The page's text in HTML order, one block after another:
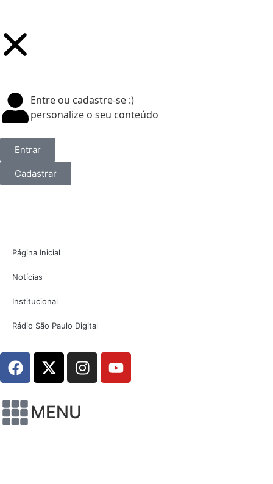
Entre ou cadastre-se :)
personalize o seu conteúdo
Entrar
Cadastrar
Página Inicial
Notícias
Institucional
Rádio São Paulo Digital
MENU